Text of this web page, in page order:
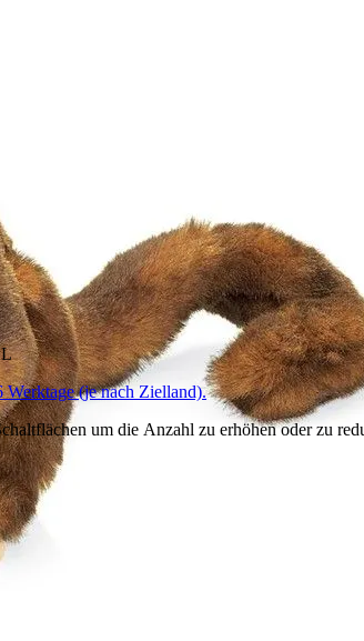
Werktage (je nach Zielland).
um die Anzahl zu erhöhen oder zu